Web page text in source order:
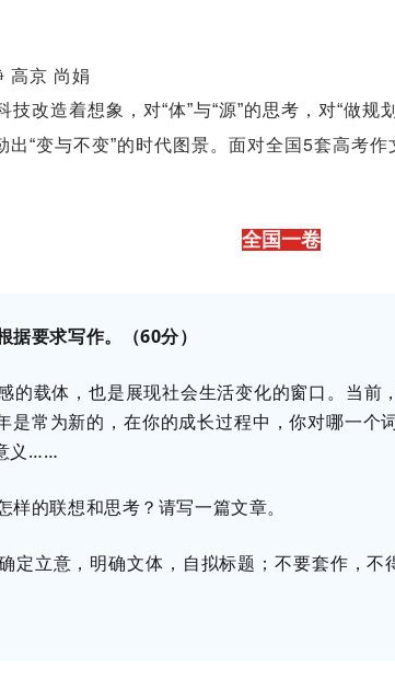
高京 尚娟
技改造着想象， 对“体”与“源”的思考， 对“做规
出“变与不变”的时代图景。 面对全国5套高考作
全国一卷
据要求写作。（60分）
的载体，也是展现社会生活变化的窗口。当前
是常为新的，在你的成长过程中，你对哪一个
义……
样的联想和思考？请写一篇文章。
定立意，明确文体，自拟标题；不要套作，